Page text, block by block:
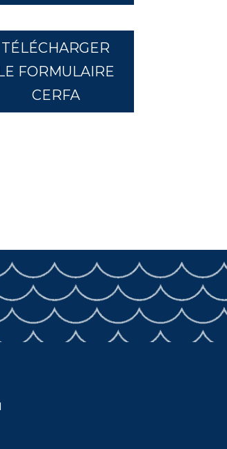
TÉLÉCHARGER
FORMULAIRE
CERFA